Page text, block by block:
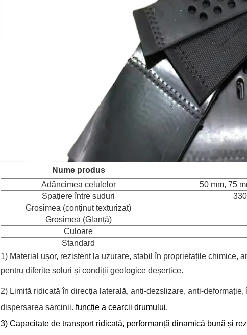
Nume produs
Adâncimea celulelor
50 mm, 75
Spațiere între suduri
Grosimea (conținut texturizat)
Grosimea (Glanță)
Culoare
Standard
1) Material ușor, rezistent la uzurare, stabil în proprietațile chimice,
pentru diferite soluri și condiții geologice deșertice.
2) Limită ridicată în direcția laterală, anti-dezslizare, anti-
dispersarea sarcinii. funcție a cearcii drumului.
3) Capacitate de transport ridicată, performanță dinamică bună și